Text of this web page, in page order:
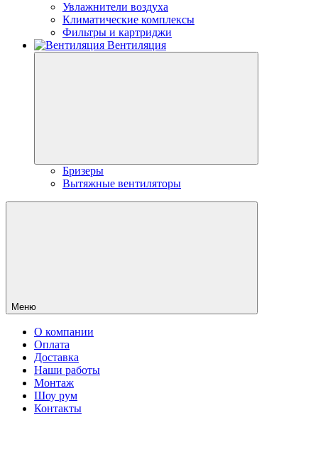
Увлажнители воздуха
Климатические комплексы
Фильтры и картриджи
Вентиляция
Бризеры
Вытяжные вентиляторы
Меню
О компании
Оплата
Доставка
Наши работы
Монтаж
Шоу рум
Контакты